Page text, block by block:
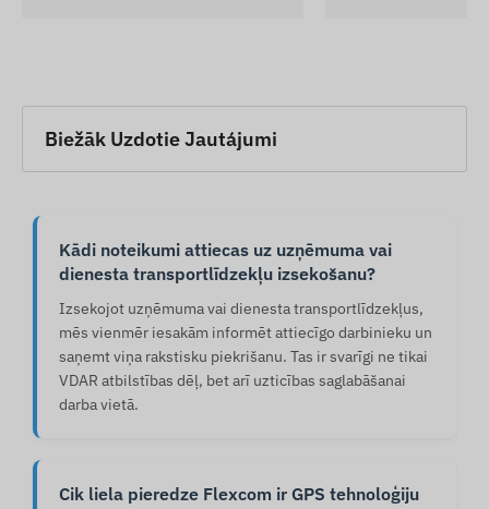
Biežāk Uzdotie Jautájumi
Kādi noteikumi attiecas uz uzņēmuma vai
dienesta transportlīdzekļu izsekošanu?
Izsekojot uzņēmuma vai dienesta transportlīdzekļus,
mēs vienmēr iesakām informēt attiecīgo darbinieku un
saņemt viņa rakstisku piekrišanu. Tas ir svarīgi ne tikai
VDAR atbilstības dēļ, bet arī uzticības saglabāšanai
darba vietā.
Cik liela pieredze Flexcom ir GPS tehnoloģiju